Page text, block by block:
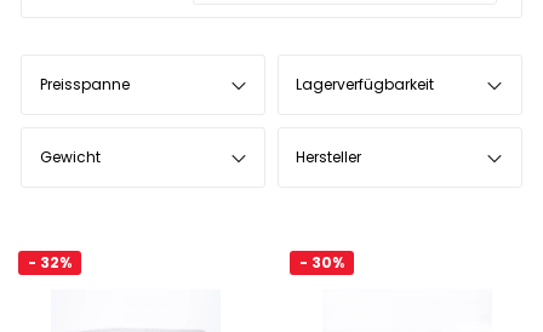
Preisspanne Lagerverfügbarkeit
Gewicht Hersteller
- 32% - 30%